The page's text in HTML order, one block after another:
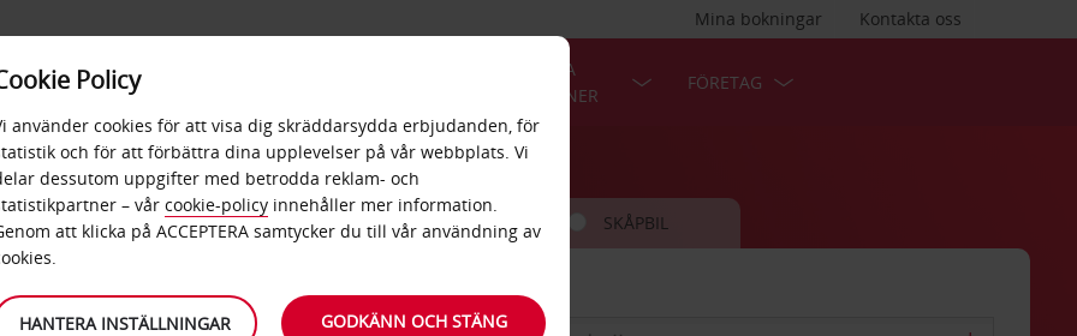
Kontakta oss
Mina bokningar
ERBJUDANDEN
POPULÄRA
DESTINATIONER
FÖRETAG
BIL SKÅPBIL
HÄMTA FRÅN
Policy
använder cookies för att visa dig skräddarsydda erbjudanden, för
och för att förbättra dina upplevelser på vår webbplats. Vi
dessutom uppgifter med betrodda reklam- och
– vår cookie-policy innehåller mer information.
att klicka på ACCEPTERA samtycker du till vår användning av
HANTERA INSTÄLLNINGAR GODKÄNN OCH STÄNG